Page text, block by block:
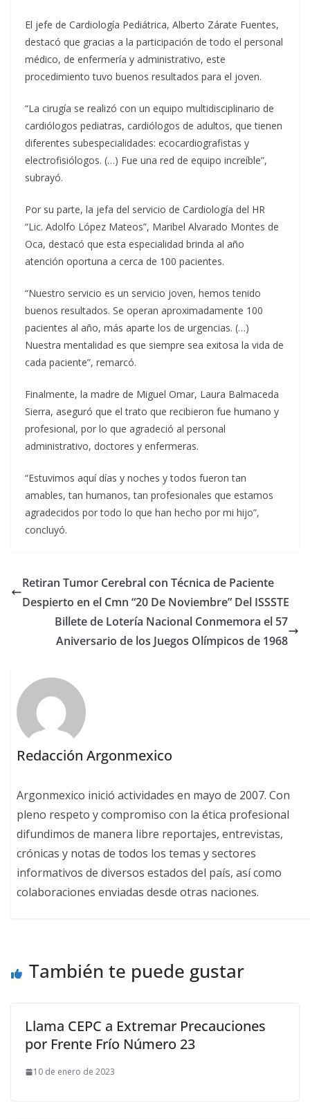
El jefe de Cardiología Pediátrica, Alberto Zárate Fuentes,
destacó que gracias a la participación de todo el personal
médico, de enfermería y administrativo, este
procedimiento tuvo buenos resultados para el joven.
“La cirugía se realizó con un equipo multidisciplinario de
cardiólogos pediatras, cardiólogos de adultos, que tienen
diferentes subespecialidades: ecocardiografistas y
electrofisiólogos. (…) Fue una red de equipo increíble”,
subrayó.
Por su parte, la jefa del servicio de Cardiología del HR
“Lic. Adolfo López Mateos”, Maribel Alvarado Montes de
Oca, destacó que esta especialidad brinda al año
atención oportuna a cerca de 100 pacientes.
“Nuestro servicio es un servicio joven, hemos tenido
buenos resultados. Se operan aproximadamente 100
pacientes al año, más aparte los de urgencias. (…)
Nuestra mentalidad es que siempre sea exitosa la vida de
cada paciente”, remarcó.
Finalmente, la madre de Miguel Omar, Laura Balmaceda
Sierra, aseguró que el trato que recibieron fue humano y
profesional, por lo que agradeció al personal
administrativo, doctores y enfermeras.
“Estuvimos aquí días y noches y todos fueron tan
amables, tan humanos, tan profesionales que estamos
agradecidos por todo lo que han hecho por mi hijo”,
concluyó.
Retiran Tumor Cerebral con Técnica de Paciente
Despierto en el Cmn “20 De Noviembre” Del ISSSTE
Billete de Lotería Nacional Conmemora el 57
Aniversario de los Juegos Olímpicos de 1968
Redacción Argonmexico
Argonmexico inició actividades en mayo de 2007. Con
pleno respeto y compromiso con la ética profesional
difundimos de manera libre reportajes, entrevistas,
crónicas y notas de todos los temas y sectores
informativos de diversos estados del país, así como
colaboraciones enviadas desde otras naciones.
También te puede gustar
Llama CEPC a Extremar Precauciones
por Frente Frío Número 23
10 de enero de 2023